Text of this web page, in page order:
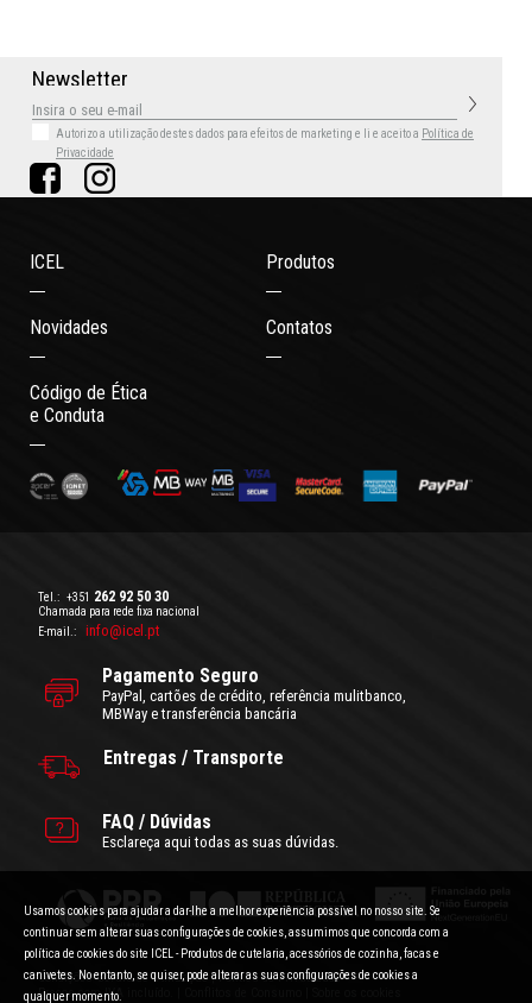
Newsletter
Autorizo a utilização destes dados para efeitos de marketing e li e aceito a Política de
Privacidade
ICEL Produtos
Novidades Contatos
Código de Ética
e Conduta
Tel.: +351 262 92 50 30
Chamada para rede fixa nacional
E-mail.:
info@icel.pt
Pagamento Seguro
PayPal, cartões de crédito, referência mulitbanco,
MBWay e transferência bancária
Entregas / Transporte
FAQ / Dúvidas
Esclareça aqui todas as suas dúvidas.
Condições Gerais de Utilização |Politica de Privacidade
Preços com IVA incluído.
Usamos cookies para ajudar a dar-lhe a melhor experiência possível no nosso site. Se
continuar sem alterar suas configurações de cookies, assumimos que concorda com a
política de cookies do site ICEL - Produtos de cutelaria, acessórios de cozinha, facas e
canivetes. No entanto, se quiser, pode alterar as suas configurações de cookies a
qualquer momento.